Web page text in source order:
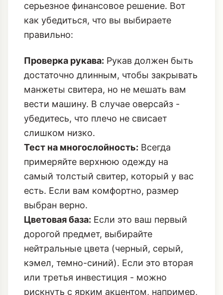
серьезное финансовое решение. Вот
как убедиться, что вы выбираете
правильно:
Проверка рукава: Рукав должен быть
достаточно длинным, чтобы закрывать
манжеты свитера, но не мешать вам
вести машину. В случае оверсайз -
убедитесь, что плечо не свисает
слишком низко.
Тест на многослойность: Всегда
примеряйте верхнюю одежду на
самый толстый свитер, который у вас
есть. Если вам комфортно, размер
выбран верно.
Цветовая база: Если это ваш первый
дорогой предмет, выбирайте
нейтральные цвета (черный, серый,
кэмел, темно-синий). Если это вторая
или третья инвестиция - можно
рискнуть с ярким акцентом, например,